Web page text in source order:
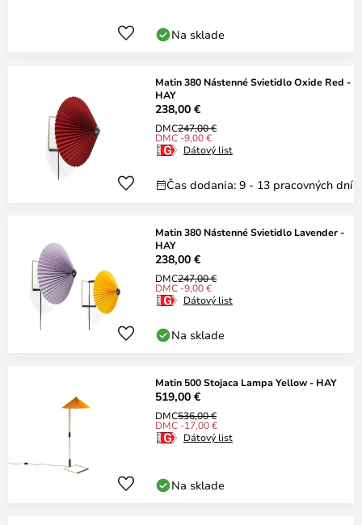
Na sklade
Matin 380 Nástenné Svietidlo Oxide Red -
HAY
238,00 €
DMC247,00 €
DMC -9,00 €
Dátový list
Čas dodania: 9 - 13 pracovných dní
Matin 380 Nástenné Svietidlo Lavender -
HAY
238,00 €
DMC247,00 €
DMC -9,00 €
Dátový list
Na sklade
Matin 500 Stojaca Lampa Yellow - HAY
519,00 €
DMC536,00 €
DMC -17,00 €
Dátový list
Na sklade